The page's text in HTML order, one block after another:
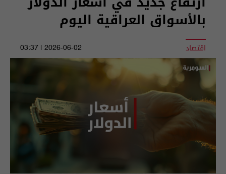
بالأسواق العراقية اليوم
اقتصاد 2026-06-02 | 03:37